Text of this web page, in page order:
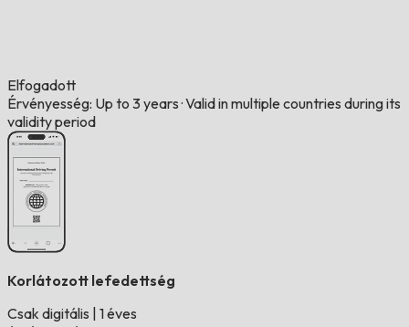
Elfogadott
Érvényesség: Up to 3 years ·Valid in multiple countries during its
validity period
Korlátozott lefedettség
Csak digitális 1 éves